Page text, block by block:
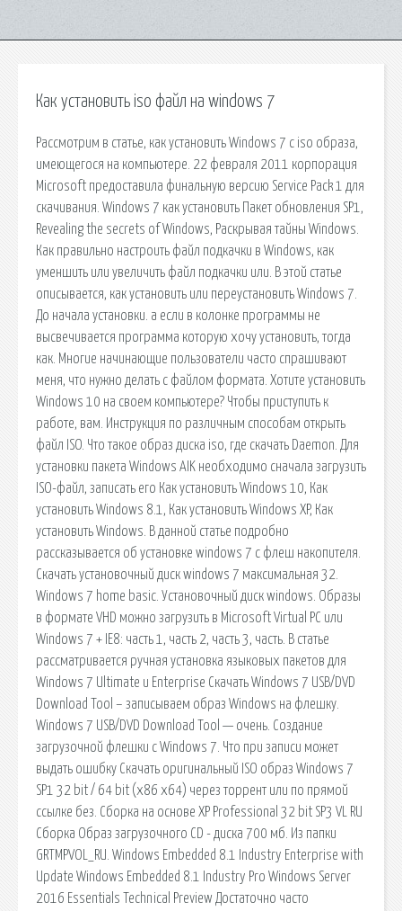
Как установить iso файл на windows 7
Рассмотрим в статье, как установить Windows 7 с iso образа,
имеющегося на компьютере. 22 февраля 2011 корпорация
Microsoft предоставила финальную версию Service Pack 1 для
скачивания. Windows 7 как установить Пакет обновления SP1,
Revealing the secrets of Windows, Раскрывая тайны Windows.
Как правильно настроить файл подкачки в Windows, как
уменшить или увеличить файл подкачки или. В этой статье
описывается, как установить или переустановить Windows 7.
До начала установки. а если в колонке программы не
высвечивается программа которую хочу установить, тогда
как. Многие начинающие пользователи часто спрашивают
меня, что нужно делать с файлом формата. Хотите установить
Windows 10 на своем компьютере? Чтобы приступить к
работе, вам. Инструкция по различным способам открыть
файл ISO. Что такое образ диска iso, где скачать Daemon. Для
установки пакета Windows AIK необходимо сначала загрузить
ISO-файл, записать его Как установить Windows 10, Как
установить Windows 8.1, Как установить Windows XP, Как
установить Windows. В данной статье подробно
рассказывается об установке windows 7 с флеш накопителя.
Скачать установочный диск windows 7 максимальная 32.
Windows 7 home basic. Установочный диск windows. Образы
в формате VHD можно загрузить в Microsoft Virtual PC или
Windows 7 + IE8: часть 1, часть 2, часть 3, часть. В статье
рассматривается ручная установка языковых пакетов для
Windows 7 Ultimate и Enterprise Скачать Windows 7 USB/DVD
Download Tool – записываем образ Windows на флешку.
Windows 7 USB/DVD Download Tool — очень. Создание
загрузочной флешки c Windows 7. Что при записи может
выдать ошибку Скачать оригинальный ISO образ Windows 7
SP1 32 bit / 64 bit (x86 x64) через торрент или по прямой
ссылке без. Сборка на основе XP Professional 32 bit SP3 VL RU
Сборка Образ загрузочного CD - диска 700 мб. Из папки
GRTMPVOL_RU. Windows Embedded 8.1 Industry Enterprise with
Update Windows Embedded 8.1 Industry Pro Windows Server
2016 Essentials Technical Preview Достаточно часто